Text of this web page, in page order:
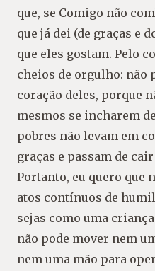
que, se Comigo não
que já dei (de graças e
que eles gostam. Pelo
cheios de orgulho: não
coração deles, porque
mesmos se incharem
pobres não levam em
graças e passam de
Portanto, eu quero que
atos contínuos de
sejas como uma
não pode mover nem
nem uma mão para